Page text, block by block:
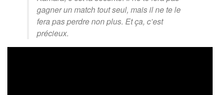
gagner un match tout seul, mais il ne te le
fera pas perdre non plus. Et ça, c’est
précieux.